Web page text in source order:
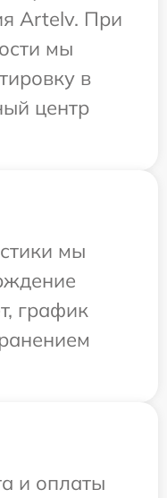
Artelv. При
мы
в
центр
мы
график
и оплаты